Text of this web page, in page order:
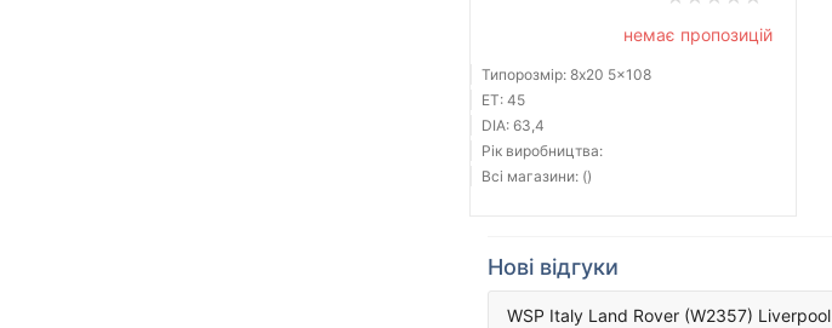
немає пропозицій
Типорозмір: 8x20 5x108
ET: 45
DIA: 63,4
Рік виробництва:
Всі магазини: ()
Нові відгуки
WSP Italy Land Rover (W2357) Liverpool